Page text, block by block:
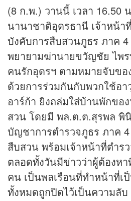
(8 ก.พ.) วานนี้ เวลา 16.50
นานาชาติอุดรธานี เจ้าหน้า
บังคับการสืบสวนภูธร ภาค
พยายามฆ่านายขวัญชัย ไพ
คนรักอุดรฯ ตามหมายจับขอ
ด้วยการร่วมกันกับพวกใช้อ
อาร์ก้า ยิงถล่มใส่บ้านพักข
สวน โดยมี พล.ต.ต.สุรพล พิ
บัญชาการตำรวจภูธร ภาค
สืบสวน พร้อมเจ้าหน้าที่ตำร
ตลอดทั้งวันมีข่าวว่าผู้ต้องห
คน เป็นพลเรือนที่ทำหน้าที่
ทั้งหมดถูกปิดไว้เป็นความลับ